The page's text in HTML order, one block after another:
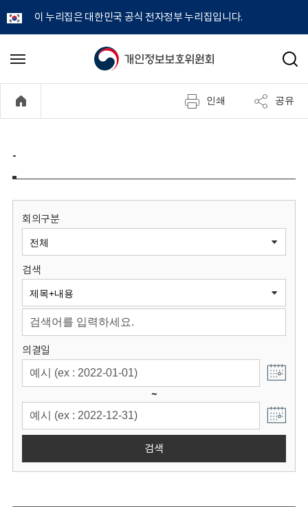
이 누리집은 대한민국 공식 전자정부 누리집입니다.
개
정
보
원
회
메
기
검
인쇄 공유
-
회의구분
검색
의결일
~
검색